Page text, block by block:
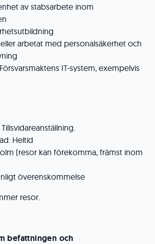
av stabsarbete inom
arbetat med personalsäkerhet och
IT-system, exempelvis
Heltid
(resor kan förekomma, främst inom
överenskommelse
resor.
befattningen och